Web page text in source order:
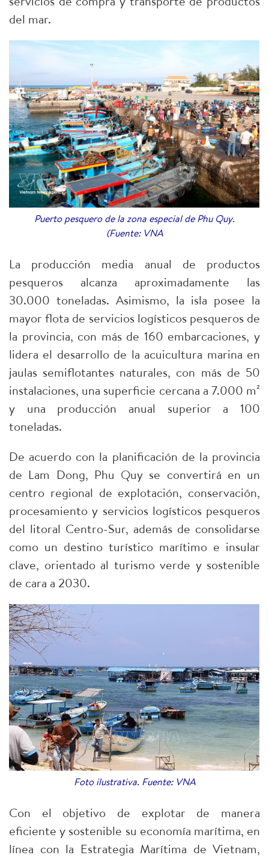
del mar.​
Puerto pesquero de la zona especial de Phu Quy.
(Fuente: VNA
La producción media anual de productos
pesqueros alcanza aproximadamente las
30.000 toneladas. Asimismo, la isla posee la
mayor flota de servicios logísticos pesqueros de
la provincia, con más de 160 embarcaciones, y
lidera el desarrollo de la acuicultura marina en
jaulas semiflotantes naturales, con más de 50
instalaciones, una superficie cercana a 7.000 m²
y una producción anual superior a 100
toneladas.
De acuerdo con la planificación de la provincia
de Lam Dong, Phu Quy se convertirá en un
centro regional de explotación, conservación,
procesamiento y servicios logísticos pesqueros
del litoral Centro-Sur, además de consolidarse
como un destino turístico marítimo e insular
clave, orientado al turismo verde y sostenible
de cara a 2030.​
Foto ilustrativa. Fuente: VNA
Con el objetivo de explotar de manera
eficiente y sostenible su economía marítima, en
línea con la Estrategia Marítima de Vietnam,